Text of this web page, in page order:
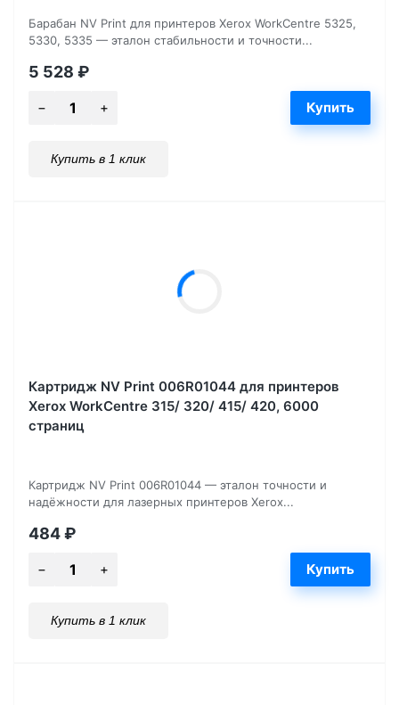
Барабан NV Print для принтеров Xerox WorkCentre 5325,
5330, 5335 — эталон стабильности и точности...
5 528 ₽
Купить в 1 клик
Картридж NV Print 006R01044 для принтеров
Xerox WorkCentre 315/ 320/ 415/ 420, 6000
страниц
Картридж NV Print 006R01044 — эталон точности и
надёжности для лазерных принтеров Xerox...
484₽
Купить в 1 клик